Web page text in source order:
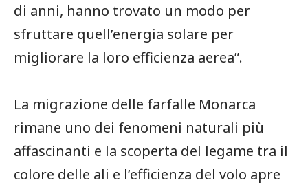
di anni, hanno trovato un modo per
⁤sfruttare quell’energia ​solare per
migliorare ⁣la​ loro efficienza aerea”.
La migrazione delle farfalle Monarca
rimane uno dei fenomeni naturali più
affascinanti e la scoperta ​del ⁣legame tra⁤ il
colore delle ali e l’efficienza del volo apre